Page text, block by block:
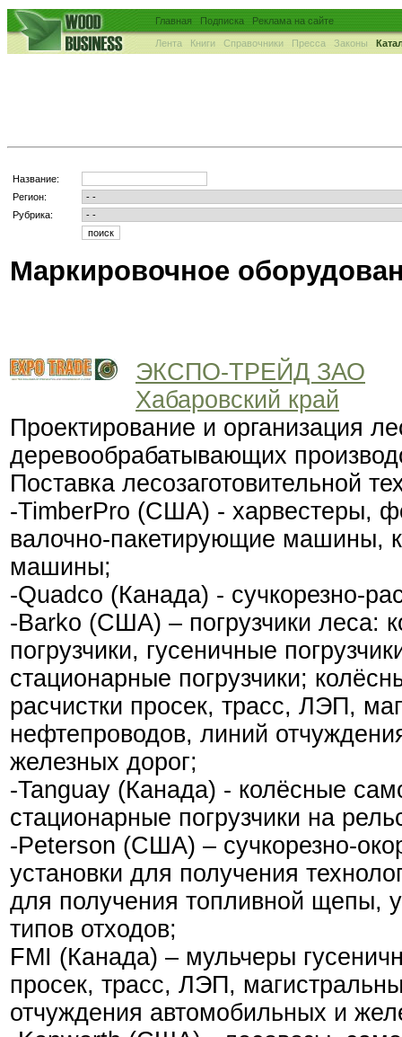
Главная Подписка Реклама на сайте
Лента Книги Справочники Пресса Законы
Название:
Регион:
Рубрика:
Маркировочное
ЭКСПО-ТРЕЙД ЗАО
Хабаровский край
Проектирование и организация
деревообрабатывающих
Поставка лесозаготовительной
-TimberPro (США) - харвестеры,
валочно-пакетирующие машины,
машины;
-Quadco (Канада) - сучкорезно-
-Barko (США) – погрузчики леса:
погрузчики, гусеничные
стационарные погрузчики;
расчистки просек, трасс, ЛЭП,
нефтепроводов, линий
железных дорог;
-Tanguay (Канада) - колёсные
стационарные погрузчики на
-Peterson (США) – сучкорезно-
установки для получения
для получения топливной щепы,
типов отходов;
FMI (Канада) – мульчеры
просек, трасс, ЛЭП,
отчуждения автомобильных и